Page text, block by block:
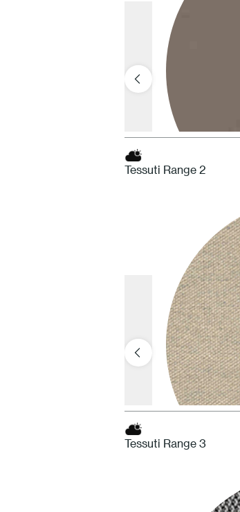
Tessuti Range 2
Tessuti Range 3